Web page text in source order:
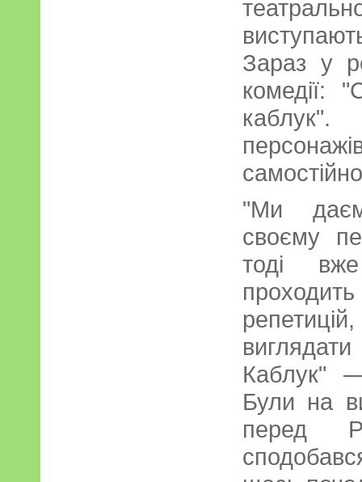
Зараз у
комедії:
"Ми
своєму
тоді
Каблук"
Були на
перед